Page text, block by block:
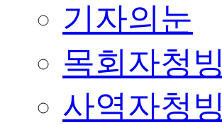
기자의눈
목회자청빙
사역자청빙